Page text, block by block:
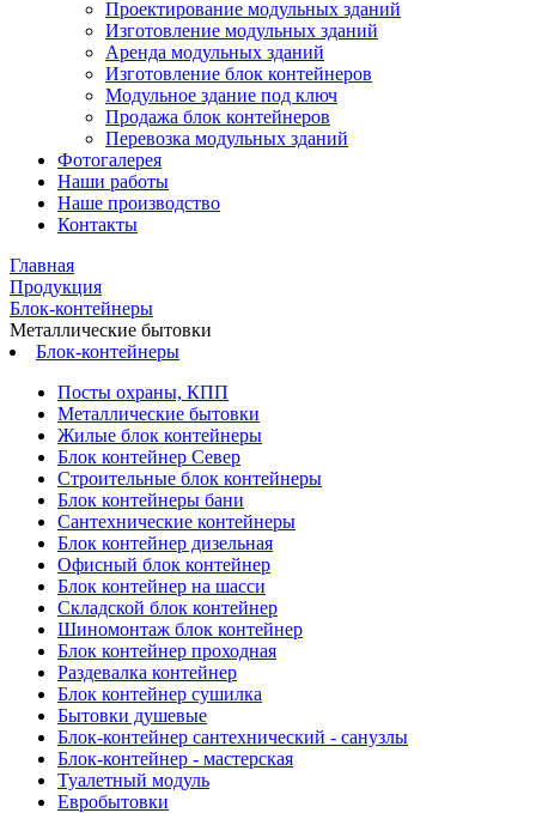
Проектирование модульных зданий
Изготовление модульных зданий
Аренда модульных зданий
Изготовление блок контейнеров
Модульное здание под ключ
Продажа блок контейнеров
Перевозка модульных зданий
Фотогалерея
Наши работы
Наше производство
Контакты
Главная
Продукция
Блок-контейнеры
Металлические бытовки
Блок-контейнеры
Посты охраны, КПП
Металлические бытовки
Жилые блок контейнеры
Блок контейнер Север
Строительные блок контейнеры
Блок контейнеры бани
Сантехнические контейнеры
Блок контейнер дизельная
Офисный блок контейнер
Блок контейнер на шасси
Складской блок контейнер
Шиномонтаж блок контейнер
Блок контейнер проходная
Раздевалка контейнер
Блок контейнер сушилка
Бытовки душевые
Блок-контейнер сантехнический - санузлы
Блок-контейнер - мастерская
Туалетный модуль
Евробытовки